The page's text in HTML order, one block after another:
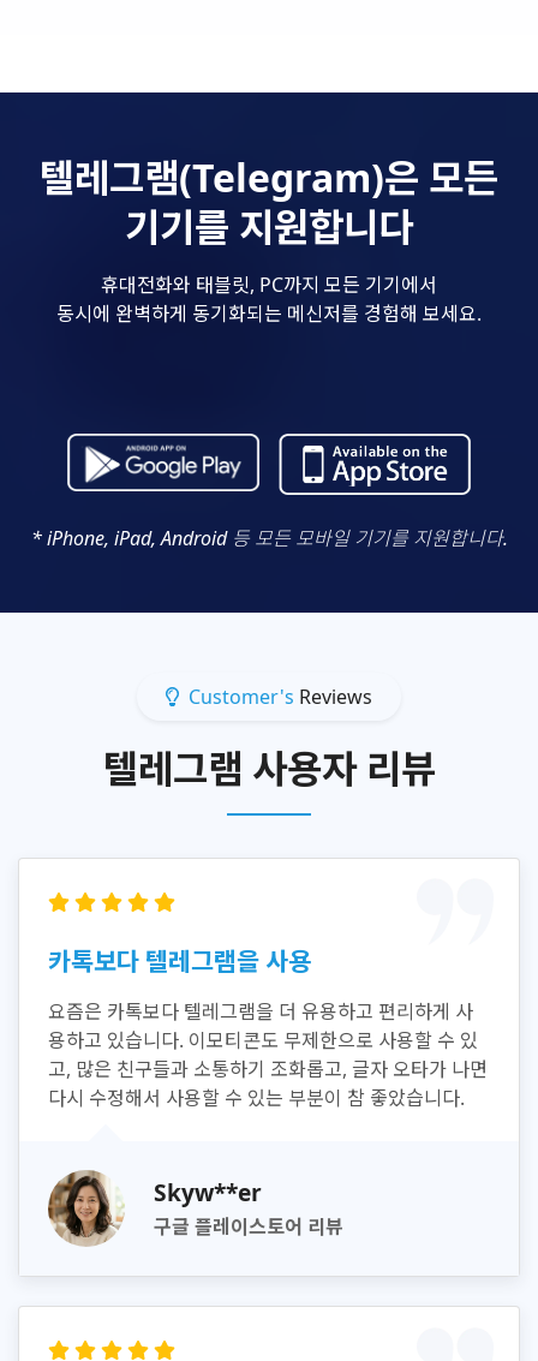
텔레그램(Telegram)은 모든
기기를 지원합니다
휴대전화와 태블릿, PC까지 모든 기기에서
동시에 완벽하게 동기화되는 메신저를 경험해 보세요.
* iPhone, iPad, Android 등 모든 모바일 기기를 지원합니다.
Customer's Reviews
텔레그램 사용자 리뷰
카톡보다 텔레그램을 사용
요즘은 카톡보다 텔레그램을 더 유용하고 편리하게 사
용하고 있습니다. 이모티콘도 무제한으로 사용할 수 있
고, 많은 친구들과 소통하기 조화롭고, 글자 오타가 나면
다시 수정해서 사용할 수 있는 부분이 참 좋았습니다.
Skyw**er
구글 플레이스토어 리뷰